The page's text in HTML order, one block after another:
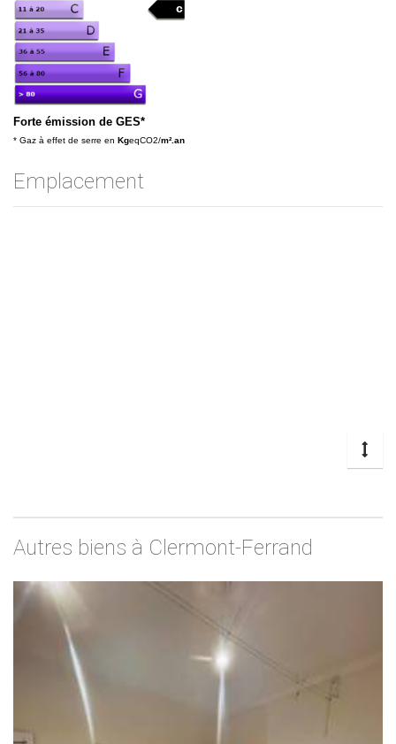
c
Forte émission de GES*
* Gaz à effet de serre en KgeqCO2/m².an
Emplacement
Autres biens à Clermont-Ferrand